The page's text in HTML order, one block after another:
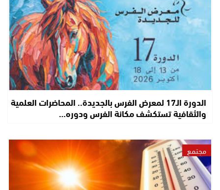
الدورة الـ17 لمعرض الفرس بالجديدة.. المحاضرات العلمية
والثقافية تستكشف مكانة الفرس ودوره…
مجتمع